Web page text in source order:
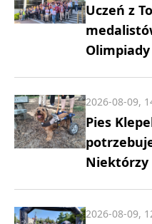
Uczeń z
Pies
Niektórzy
2026-08-09,
2026-08-09,